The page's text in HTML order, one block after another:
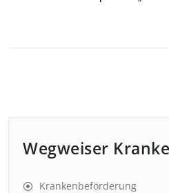
Wegweiser
Krankenbeförderung